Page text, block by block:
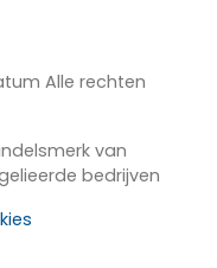
Alle rechten
van
bedrijven